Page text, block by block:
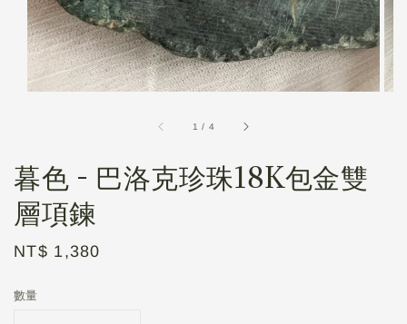
1 / 4
暮色 - 巴洛克珍珠18K包金雙
層項鍊
Regular
NT$ 1,380
數量